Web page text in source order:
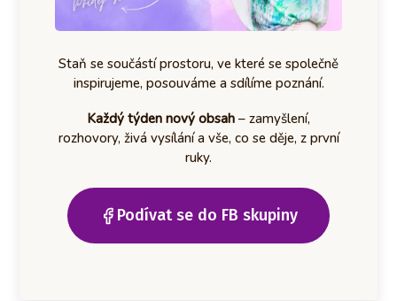
Staň se součástí prostoru, ve které se společně
inspirujeme, posouváme a sdílíme poznání.
Každý týden nový obsah – zamyšlení,
rozhovory, živá vysílání a vše, co se děje, z první
ruky.
Podívat se do FB skupiny